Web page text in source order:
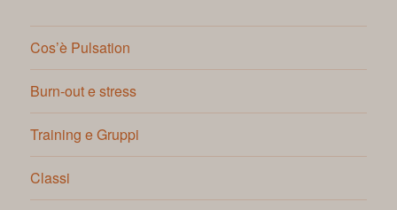
Cos’è Pulsation
Burn-out e stress
Training e Gruppi
Classi